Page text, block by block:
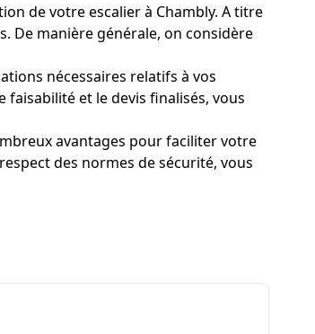
de votre escalier à Chambly. A titre
De manière générale, on considère
nécessaires relatifs à vos
et le devis finalisés, vous
avantages pour faciliter votre
des normes de sécurité, vous